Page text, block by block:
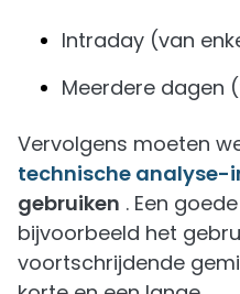
Intraday (van
Meerdere dagen
Vervolgens moeten
technische analyse-
gebruiken . Een
bijvoorbeeld het
voortschrijdende